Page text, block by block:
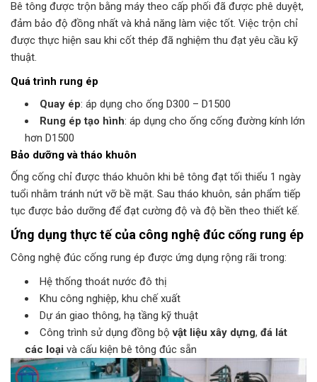
Bê tông được trộn bằng máy theo cấp phối đã được phê duyệt,
đảm bảo độ đồng nhất và khả năng làm việc tốt. Việc trộn chỉ
được thực hiện sau khi cốt thép đã nghiệm thu đạt yêu cầu kỹ
thuật.
Quá trình rung ép
Quay ép: áp dụng cho ống D300 – D1500
Rung ép tạo hình: áp dụng cho ống cống đường kính lớn
hơn D1500
Bảo dưỡng và tháo khuôn
Ống cống chỉ được tháo khuôn khi bê tông đạt tối thiểu 1 ngày
tuổi nhằm tránh nứt vỡ bề mặt. Sau tháo khuôn, sản phẩm tiếp
tục được bảo dưỡng để đạt cường độ và độ bền theo thiết kế.
Ứng dụng thực tế của công nghệ đúc cống rung ép
Công nghệ đúc cống rung ép được ứng dụng rộng rãi trong:
Hệ thống thoát nước đô thị
Khu công nghiệp, khu chế xuất
Dự án giao thông, hạ tầng kỹ thuật
Công trình sử dụng đồng bộvật liệu xây dựng, đá lát
các loại và cấu kiện bê tông đúc sẵn